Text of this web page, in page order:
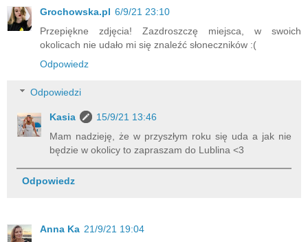
Grochowska.pl 6/9/21 23:10
Przepiękne zdjęcia! Zazdroszczę miejsca, w swoich
okolicach nie udało mi się znaleźć słoneczników :(
Odpowiedz
Odpowiedzi
Kasia
15/9/21 13:46
Mam nadzieję, że w przyszłym roku się uda a jak nie
będzie w okolicy to zapraszam do Lublina <3
Odpowiedz
Anna Ka 21/9/21 19:04